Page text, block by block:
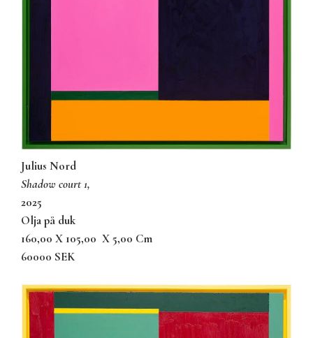
Julius Nord
shadow court 1,
2025
olja på duk
160,00 X 105,00 X 5,00 Cm
60000 SEK